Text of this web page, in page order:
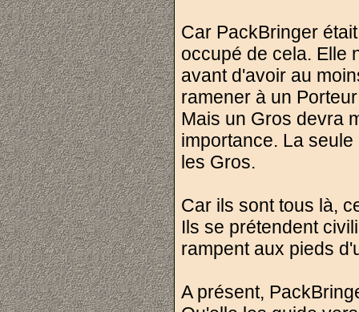
Car PackBringer
occupé de cela. Elle
avant d'avoir au
ramener à un
Mais un Gros devra
importance. La
les Gros.
Car ils sont tous là,
Ils se prétendent
rampent aux pieds
A présent,